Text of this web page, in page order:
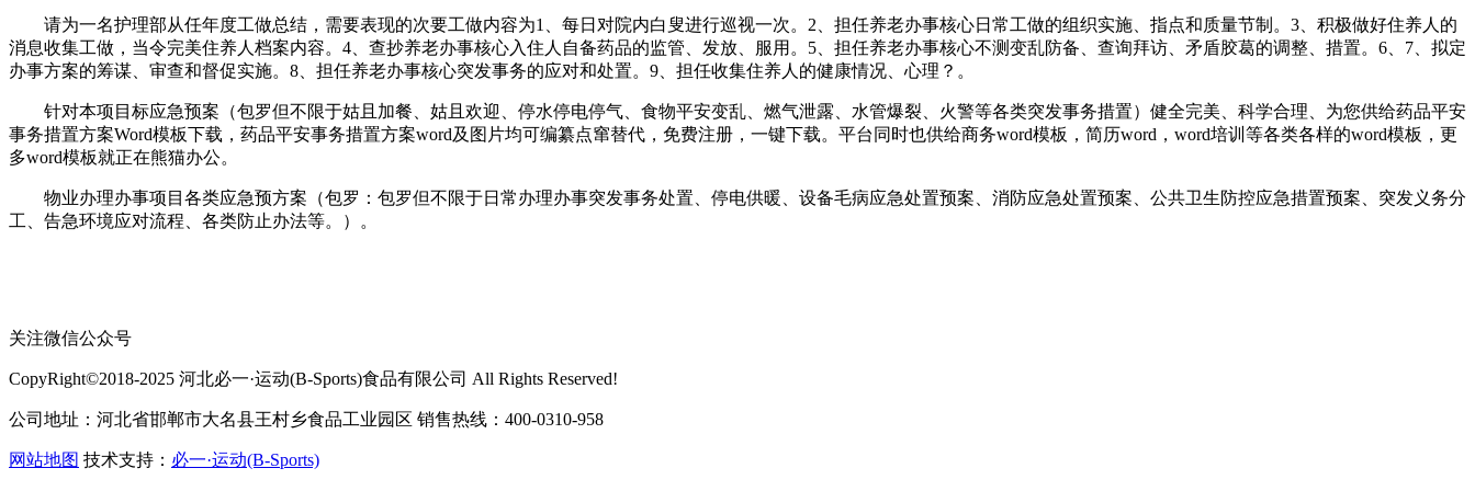
请为一名护理部从任年度工做总结，需要表现的次要工做内容为1、每日对院内白叟进行巡视一次。2、担任养老办事核心日常工做的组织实施、指点和质量节制。3、积极做好住养人的
消息收集工做，当令完美住养人档案内容。4、查抄养老办事核心入住人自备药品的监管、发放、服用。5、担任养老办事核心不测变乱防备、查询拜访、矛盾胶葛的调整、措置。6、7、拟定
办事方案的筹谋、审查和督促实施。8、担任养老办事核心突发事务的应对和处置。9、担任收集住养人的健康情况、心理？。
针对本项目标应急预案（包罗但不限于姑且加餐、姑且欢迎、停水停电停气、食物平安变乱、燃气泄露、水管爆裂、火警等各类突发事务措置）健全完美、科学合理、为您供给药品平安
事务措置方案Word模板下载，药品平安事务措置方案word及图片均可编纂点窜替代，免费注册，一键下载。平台同时也供给商务word模板，简历word，word培训等各类各样的word模板，更
多word模板就正在熊猫办公。
物业办理办事项目各类应急预方案（包罗：包罗但不限于日常办理办事突发事务处置、停电供暖、设备毛病应急处置预案、消防应急处置预案、公共卫生防控应急措置预案、突发义务分
工、告急环境应对流程、各类防止办法等。）。
关注微信公众号
CopyRight©2018-2025 河北必一·运动(B-Sports)食品有限公司 All Rights Reserved!
公司地址：河北省邯郸市大名县王村乡食品工业园区 销售热线：400-0310-958
网站地图 技术支持： 必一·运动(B-Sports)